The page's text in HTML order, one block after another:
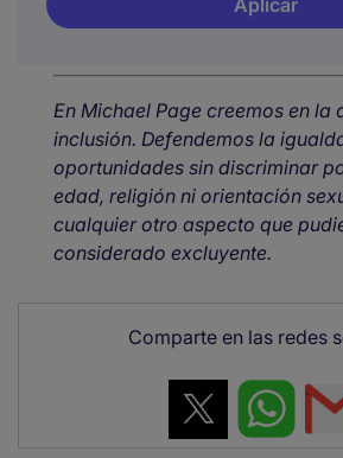
Aplicar
En Michael Page creemos en la
inclusión. Defendemos la
oportunidades sin discriminar
edad, religión ni orientación
cualquier otro aspecto que
considerado excluyente.
Comparte en las redes